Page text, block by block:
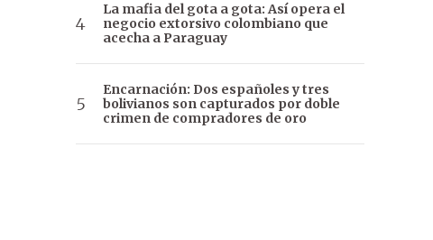
La mafia del gota a gota: Así opera el
negocio extorsivo colombiano que
acecha a Paraguay
Encarnación: Dos españoles y tres
bolivianos son capturados por doble
crimen de compradores de oro